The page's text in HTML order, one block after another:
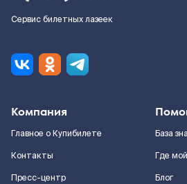
Сервис билетных лазеек
Компания
Главное о Купибилете
Контакты
Пресс-центр
База
Где
Блог